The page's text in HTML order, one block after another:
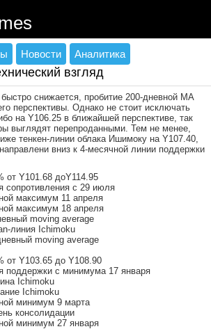
Новости Аналитика
взгляд
снижается, пробитие 200-дневной МА
перспективы. Однако не стоит исключать
на Y106.25 в ближайшей перспективе, так
выглядят перепроданными. Тем не менее,
тенкен-линии облака Ишимоку на Y107.40,
вниз к 4-месячной линии поддержки
от Y101.68 доY114.95
сопротивления с 29 июля
максимум 11 апреля
максимум 18 апреля
moving average
линия Ichimoku
moving average
от Y103.65 до Y108.90
поддержки с минимума 17 января
Ichimoku
Ichimoku
минимум 9 марта
консолидации
минимум 27 января